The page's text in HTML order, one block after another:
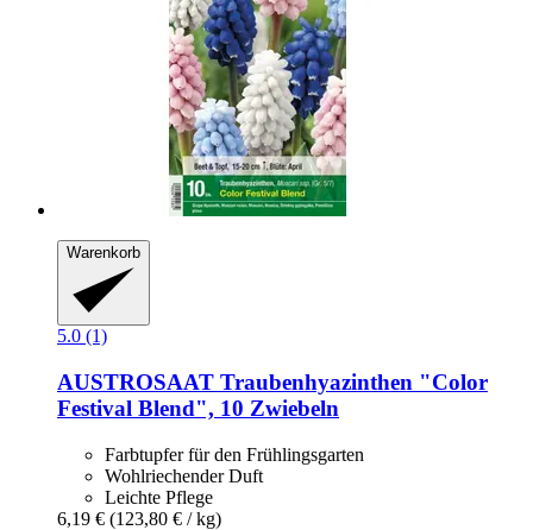
Warenkorb
5.0 (1)
AUSTROSAAT Traubenhyazinthen "Color
Festival Blend", 10 Zwiebeln
Farbtupfer für den Frühlingsgarten
Wohlriechender Duft
Leichte Pflege
6,19 € (123,80 € / kg)